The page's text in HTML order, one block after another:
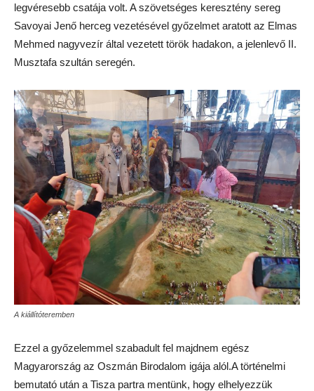
legvéresebb csatája volt. A szövetséges keresztény sereg
Savoyai Jenő herceg vezetésével győzelmet aratott az Elmas
Mehmed nagyvezír által vezetett török hadakon, a jelenlevő II.
Musztafa szultán seregén.
A kiállítóteremben
Ezzel a győzelemmel szabadult fel majdnem egész
Magyarország az Oszmán Birodalom igája alól.A történelmi
bemutató után a Tisza partra mentünk, hogy elhelyezzük